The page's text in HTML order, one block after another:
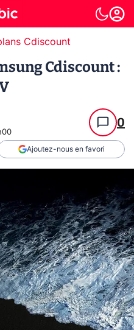
Cdiscount
Cdiscount :
0
Ajoutez-nous en favori